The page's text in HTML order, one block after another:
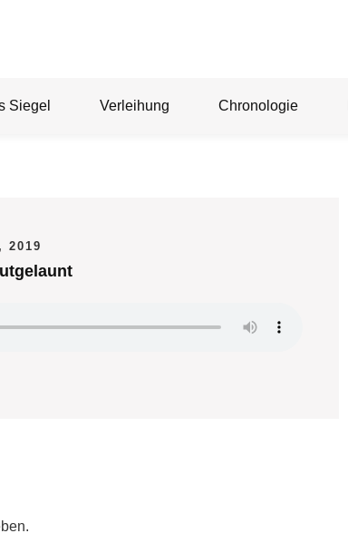
Siegel Verleihung Chronologie
2019